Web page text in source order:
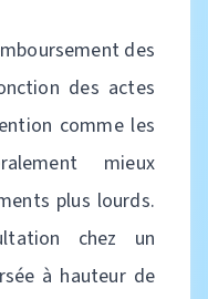
des
des actes
comme les
mieux
plus lourds.
chez un
à hauteur de